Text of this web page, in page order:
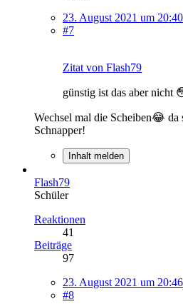
23. August 2021 um 20:40
#7
Zitat von Flash79
günstig ist das aber nicht
Wechsel mal die Scheiben😂 da
Schnapper!
Inhalt melden
Flash79
Schüler
Reaktionen
41
Beiträge
97
23. August 2021 um 20:46
#8